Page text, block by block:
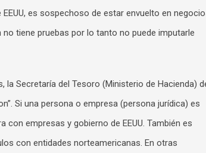
es sospechoso de estar envuelto en
tiene pruebas por lo tanto no puede imputarle
la Secretaría del Tesoro (Ministerio de Hacienda)
Si una persona o empresa (persona jurídica) es
con empresas y gobierno de EEUU. También es
con entidades norteamericanas. En otras